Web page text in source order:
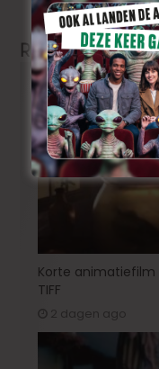
Related Articles
Korte animatiefilm
TIFF
2 dagen ago